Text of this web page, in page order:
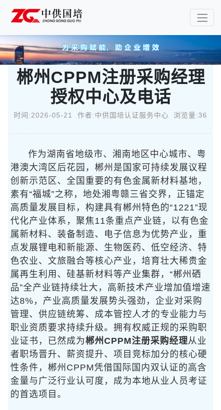
郴州CPPM注册采购经理
授权中心及电话
时间:2026-05-21 作者:中供国培认证服务中心 浏览量:36
作为湖南省地级市、湘南地区中心城市、粤
港澳大湾区后花园，郴州是国家可持续发展议程
创新示范区、全国重要的有色金属新材料基地，
素有“福城”之称，地处湘粤赣三省交界，正锚定
高质量发展目标，构建具有郴州特色的“1221”现
代化产业体系，聚焦11条重点产业链，以有色金
属新材料、装备制造、电子信息为优势产业，重
点发展锂电和新能源、生物医药、低空经济、特
色农业、文旅融合等核心产业，培育壮大稀贵金
属再生利用、硅基新材料等产业集群，“郴州硒
品”全产业链持续壮大，高新技术产业增加值增速
达8%，产业高质量发展势头强劲，企业对采购
管理、供应链统筹、成本管控人才的专业能力与
职业资质要求持续升级。拥有权威正规的采购职
业证书，已然成为郴州CPPM注册采购经理从业
者职场晋升、薪资提升、项目竞标加分的核心硬
性条件，郴州CPPM凭借国际国内双认证的高含
金量与广泛行业认可度，成为本地从业人员考证
的首选项目。